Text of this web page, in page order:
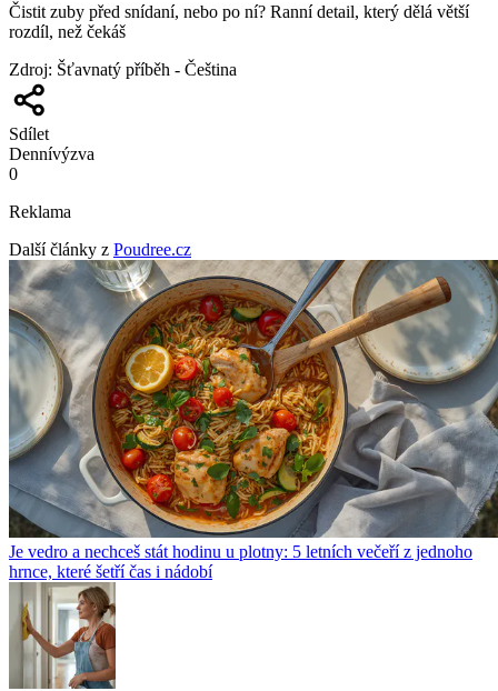
Čistit zuby před snídaní, nebo po ní? Ranní detail, který dělá větší
rozdíl, než čekáš
Zdroj: Šťavnatý příběh - Čeština
Sdílet
Dennívýzva
0
Reklama
Další články z Poudree.cz
Je vedro a nechceš stát hodinu u plotny: 5 letních večeří z jednoho
hrnce, které šetří čas i nádobí